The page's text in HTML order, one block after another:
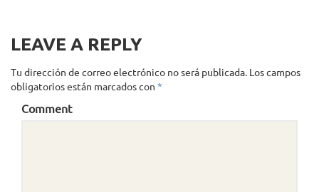
LEAVE A REPLY
Tu dirección de correo electrónico no será publicada. Los campos
obligatorios están marcados con *
Comment